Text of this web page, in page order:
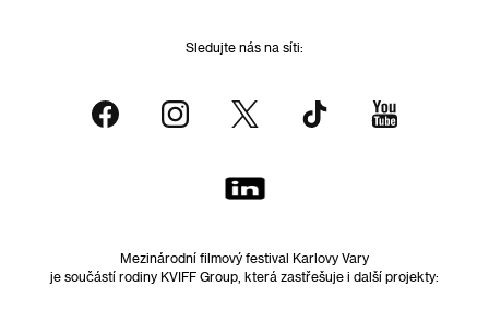
Sledujte nás na síti:
Mezinárodní filmový festival Karlovy Vary
je součástí rodiny KVIFF Group, která zastřešuje i další projekty: